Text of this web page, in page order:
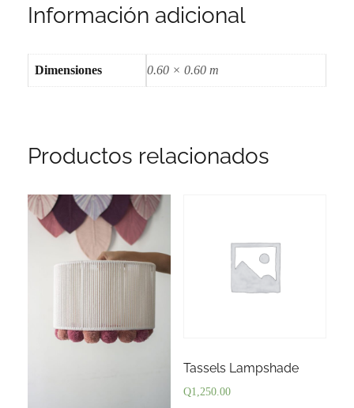
Información adicional
Dimensiones 0.60 × 0.60 m
Productos relacionados
Tassels Lampshade
Q1,250.00